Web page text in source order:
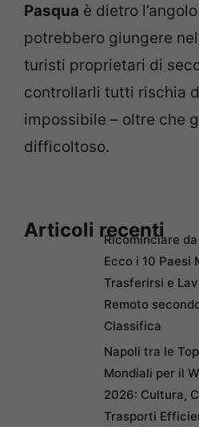
Pasqua è dietro
potrebbero giungere
turisti proprietari di
controllarli tutti rischia
impossibile – oltre che
difficoltoso.
Articoli recenti
Ricominciare
Ecco i 10 Paesi
Trasferirsi e
Remoto
Classifica
Napoli tra le
Mondiali per il
2026: Cultura,
Trasporti